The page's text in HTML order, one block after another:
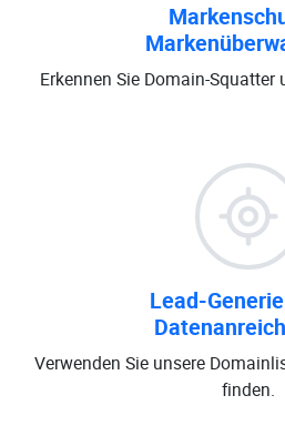
Erkennen Sie Domain-
Lead-
Verwenden Sie unsere
finden.